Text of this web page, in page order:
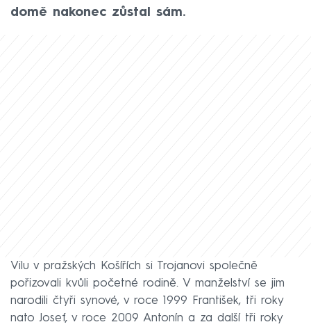
domě nakonec zůstal sám.
Vilu v pražských Košířích si Trojanovi společně
pořizovali kvůli početné rodině. V manželství se jim
narodili čtyři synové, v roce 1999 František, tři roky
nato Josef, v roce 2009 Antonín a za další tři roky